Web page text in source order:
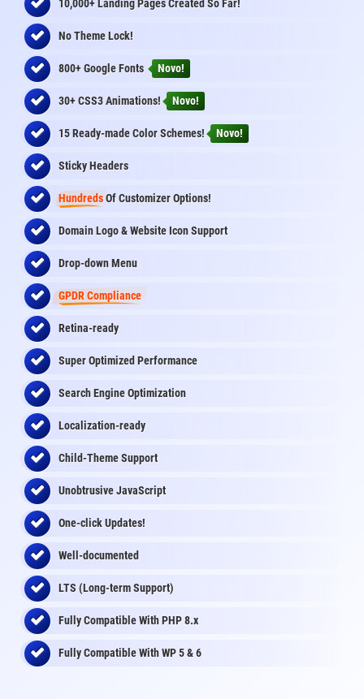
10,000+ Landing Pages Created So Far!
No Theme Lock!
800+ Google Fonts Novo!
30+ CSS3 Animations! Novo!
15 Ready-made Color Schemes! Novo!
Sticky Headers
HundredsOf Customizer Options!
Domain Logo & Website Icon Support
Drop-down Menu
GPDR Compliance
Retina-ready
Super Optimized Performance
Search Engine Optimization
Localization-ready
Child-Theme Support
Unobtrusive JavaScript
One-click Updates!
Well-documented
LTS (Long-term Support)
Fully Compatible With PHP 8.x
Fully Compatible With WP 5 & 6